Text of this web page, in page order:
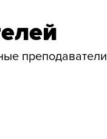
преподаватели